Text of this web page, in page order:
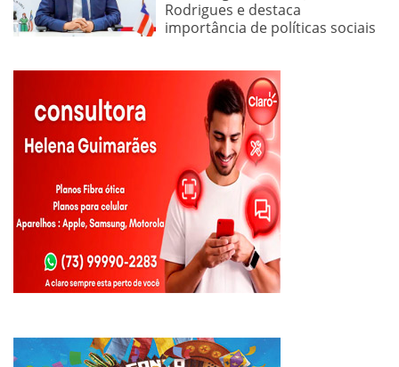
Rodrigues e destaca
importância de políticas sociais